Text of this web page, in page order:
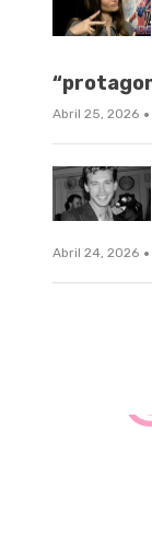
Abril 25, 2026 ·
Abril 24, 2026 ·